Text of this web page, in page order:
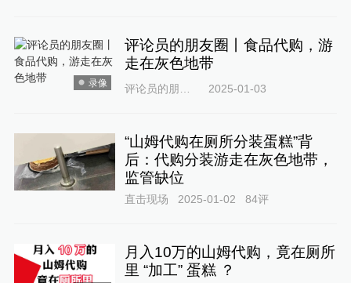
录像
评论员的朋友圈丨食品代购，游
走在灰色地带
2025-01-03
“山姆代购在厕所分装蛋糕”背
后：代购分装游走在灰色地带，
监管缺位
直击现场 2025-01-02 84评
月入10万的山姆代购，竟在厕所
里 “加工” 蛋糕 ？